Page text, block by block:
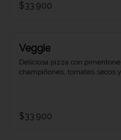
$33.900
Veggie
Deliciosa pizza con
champiñones, tomates secos
$33.900